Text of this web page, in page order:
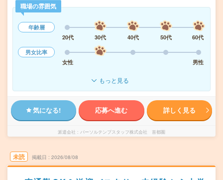
職場の雰囲気
年齢層
20代
30代 40代 50代
60代
男女比率
女性
男性
もっと見る
気になる! 応募へ進む 詳しく見る
派遣会社 パーソルテンプスタッフ株式会社 首都圏
未読 掲載日 2026/08/08